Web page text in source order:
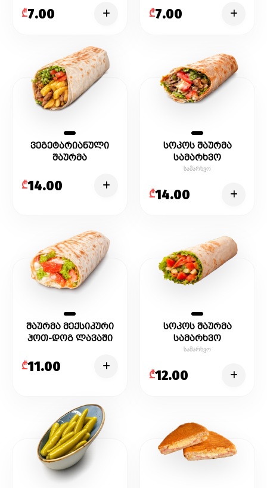
სარდელით
₾7.00
ძეხვით
₾7.00
ვეგეტარიანული
შაურმა
₾14.00
სოკოს შაურმა
სამარხვო
კარტოფილი ფრით
სამარხვო
₾14.00
შაურმა მექსიკური
ჰოთ-დოგ ლავაში
₾11.00
სოკოს შაურმა
სამარხვო
სამარხვო
₾12.00